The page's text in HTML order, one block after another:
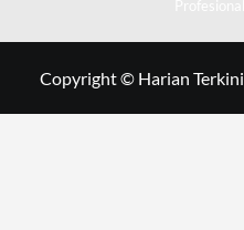
Copyright © Harian Terkini